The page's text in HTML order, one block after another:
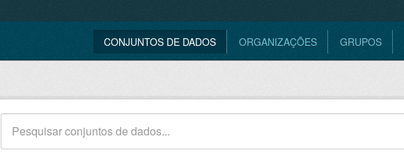
CONJUNTOS DE DADOS ORGANIZAÇÕES GRUPOS